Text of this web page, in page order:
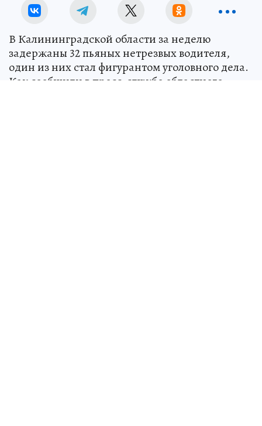
В Калининградской области за неделю
задержаны 32 пьяных нетрезвых водителя,
один из них стал фигурантом уголовного дела.
Как сообщили в пресс-службе областного